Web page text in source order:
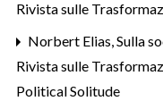
Rivista sulle
Norbert Elias,Sulla
Rivista sulle
Political Solitude